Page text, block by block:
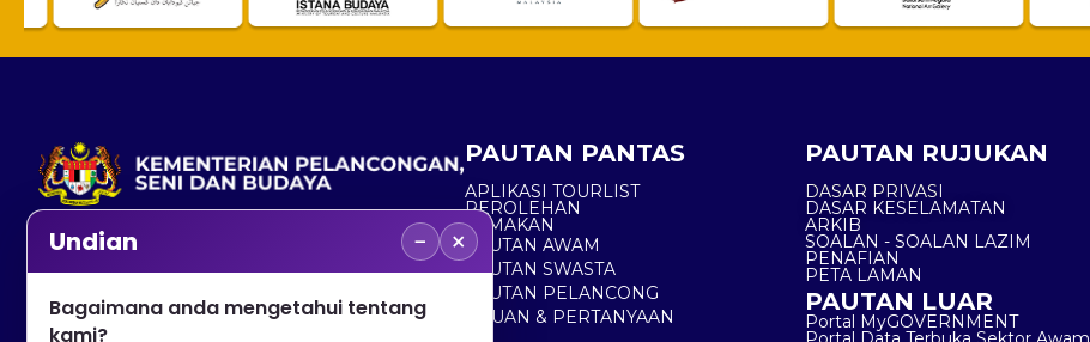
No. 2, Menara 1, Jalan P5/6, Presint 5,
+603 8000 8000
PAUTAN PANTAS
APLIKASI TOURLIST
PEROLEHAN
SEMAKAN
PAUTAN AWAM
PAUTAN SWASTA
PAUTAN PELANCONG
ADUAN & PERTANYAAN
PAUTAN RUJUKAN
DASAR PRIVASI
DASAR KESELAMATAN
ARKIB
SOALAN - SOALAN LAZIM
PENAFIAN
PETA LAMAN
PAUTAN LUAR
Portal MyGOVERNMENT
Undian − ×
Bagaimana anda mengetahui tentang
kami?